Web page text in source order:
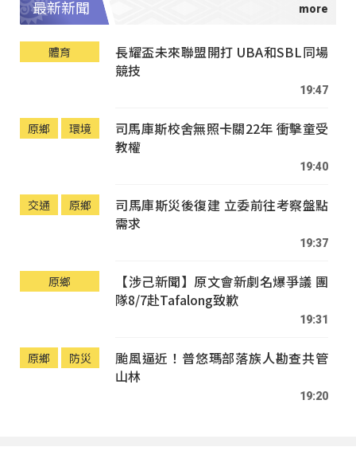
最新新聞
體育
長耀盃未來聯盟開打 UBA和SBL同場
競技
19:47
原鄉 環境
司馬庫斯校舍無照卡關22年 衝擊童受
教權
19:40
交通 原鄉
司馬庫斯災後復建 立委前往考察盤點
需求
19:37
原鄉
【涉己新聞】原文會新劇名爆爭議 團
隊8/7赴Tafalong致歉
19:31
原鄉 防災
颱風逼近！普悠瑪部落族人勘查共管
山林
19:20